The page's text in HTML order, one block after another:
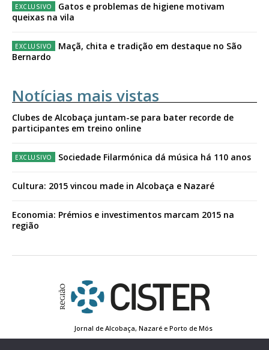
Gatos e problemas de higiene motivam
queixas na vila
Maçã, chita e tradição em destaque no São
Bernardo
Notícias mais vistas
Clubes de Alcobaça juntam-se para bater recorde de
participantes em treino online
Sociedade Filarmónica dá música há 110 anos
Cultura: 2015 vincou made in Alcobaça e Nazaré
Economia: Prémios e investimentos marcam 2015 na
região
Jornal de Alcobaça, Nazaré e Porto de Mós